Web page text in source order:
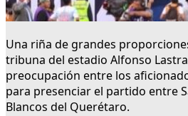
Una riña de grandes
tribuna del estadio Alfonso
preocupación entre los
para presenciar el partido entre
Blancos del Querétaro.